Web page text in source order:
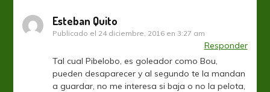
Esteban Quito
Publicado el 24 diciembre, 2016 en 3:27 am
Responder
Tal cual Pibelobo, es goleador como Bou,
pueden desaparecer y al segundo te la mandan
a guardar, no me interesa si baja o no la pelota,